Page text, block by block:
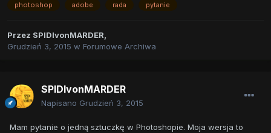
photoshop adobe rada pytanie
Przez SPIDIvonMARDER,
Grudzień 3, 2015 w Forumowe Archiwa
SPIDIvonMARDER
Napisano Grudzień 3, 2015
Mam pytanie o jedną sztuczkę w Photoshopie. Moja wersja to